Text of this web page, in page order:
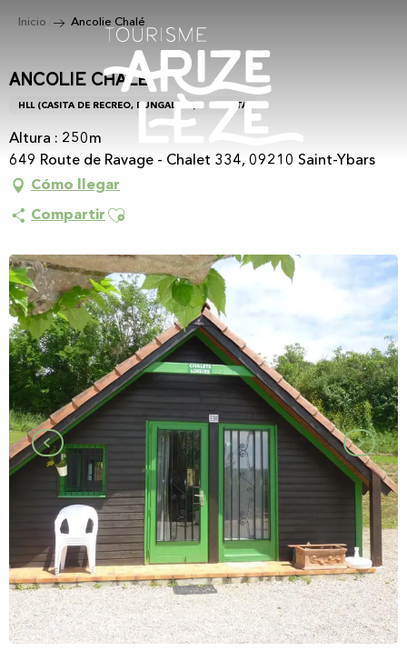
principal
Inicio Ancolie Chalé
Ancolie Chalé
HLL (CASITA DE RECREO, BUNGALOW) CASITA
Altura : 250m
649 Route de Ravage - Chalet 334, 09210 Saint-Ybars
Cómo llegar
Compartir Ajouter aux favoris